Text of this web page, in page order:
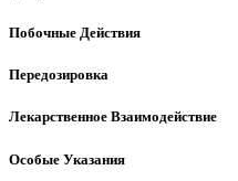
Побочные Действия
Передозировка
Лекарственное Взаимодействие
Особые Указания